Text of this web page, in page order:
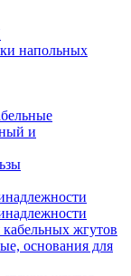
напольных
и
жгутов
основания для